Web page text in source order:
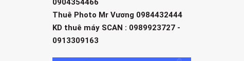
0904354466
Thuê Photo Mr Vương 0984432444
KD thuê máy SCAN : 0989923727 -
0913309163